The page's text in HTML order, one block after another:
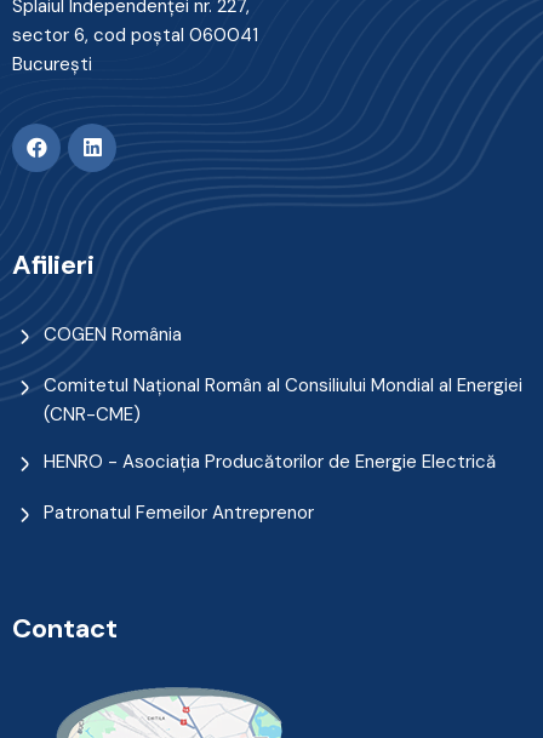
Splaiul Independenţei nr. 227,
sector 6, cod poştal 060041
Bucureşti
Afilieri
COGEN România
Comitetul Naţional Român al Consiliului Mondial al Energiei
(CNR-CME)
HENRO - Asociația Producătorilor de Energie Electrică
Patronatul Femeilor Antreprenor
Contact